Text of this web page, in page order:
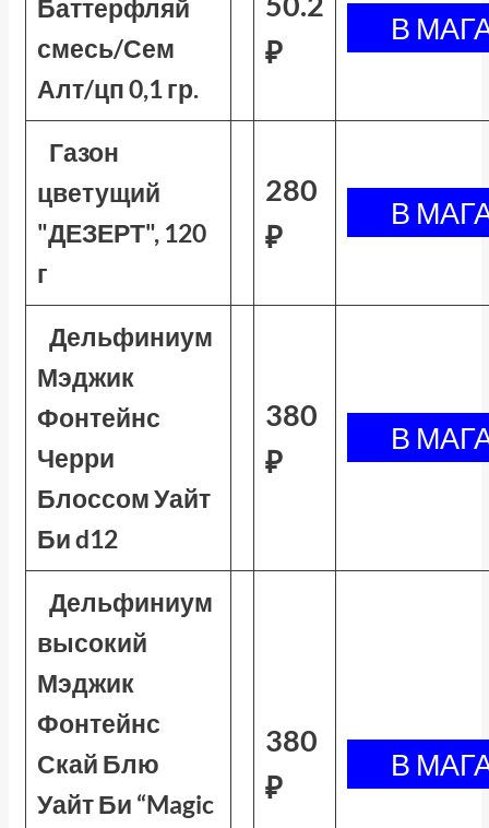
Баттерфляй
смесь/Сем
Алт/цп 0,1 гр.
₽
Газон
цветущий
"ДЕЗЕРТ", 120
г
280
₽
Дельфиниум
Мэджик
Фонтейнс
Черри
Блоссом Уайт
Би d12
380
₽
Дельфиниум
высокий
Мэджик
Фонтейнс
Скай Блю
Уайт Би “Magic
380
₽